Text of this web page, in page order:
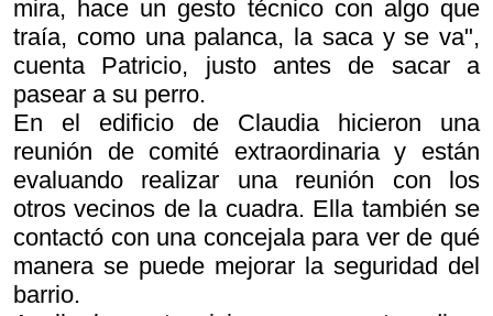
mira, hace un gesto técnico con algo que
traía, como una palanca, la saca y se va",
cuenta Patricio, justo antes de sacar a
pasear a su perro.
En el edificio de Claudia hicieron una
reunión de comité extraordinaria y están
evaluando realizar una reunión con los
otros vecinos de la cuadra. Ella también se
contactó con una concejala para ver de qué
manera se puede mejorar la seguridad del
barrio.